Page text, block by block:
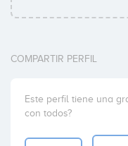
COMPARTIR PERFIL
Este perfil tiene una
con todos?